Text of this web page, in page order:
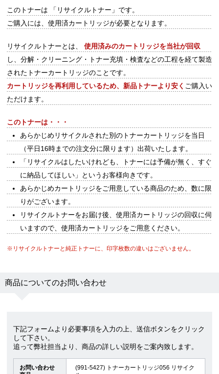
このトナーは 「リサイクルトナー」 です。
ご購入には、 使用済カートリッジが必要となります。
リサイクルトナーとは、 使用済みのカートリッジを当社が回収
し、分解・クリーニング・トナー充填・検査などの工程を経て製造
されたトナーカートリッジのことです。
カートリッジを再利用しているため、新品トナーより安く ご購入い
ただけます。
このトナーは・・・
あらかじめリサイクルされた別のトナーカートリッジを当日
（平日16時までの注文分に限ります）出荷いたします。
「リサイクルはしたいけれども、トナーには予備が無く、すぐ
に納品してほしい」というお客様向きです。
あらかじめカートリッジをご用意している商品のため、数に限
りがございます。
リサイクルトナーをお届け後、使用済カートリッジの回収に伺
いますので、使用済カートリッジをご用意ください。
※リサイクルトナーと純正トナーに、印字枚数の違いはございません。
商品についてのお問い合わせ
下記フォームより必要事項を入力の上、送信ボタンをクリック
して下さい。
追って弊社担当より、商品の詳しい説明をご案内致します。
お問い合わせ
(991-5427) トナーカートリッジ056 リサイク